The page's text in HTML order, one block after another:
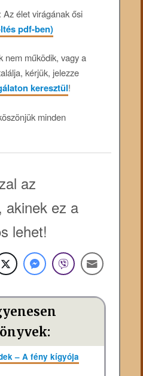
élet virágának ősi
pdf-ben)
nem működik, vagy a
kérjük, jelezze
keresztül!
minden
az
akinek ez a
lehet!
– A fény kígyója